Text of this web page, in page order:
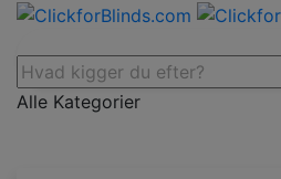
Alle Kategorier